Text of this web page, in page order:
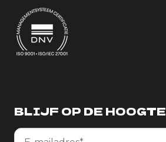
BLIJF OP DE HOOGTE